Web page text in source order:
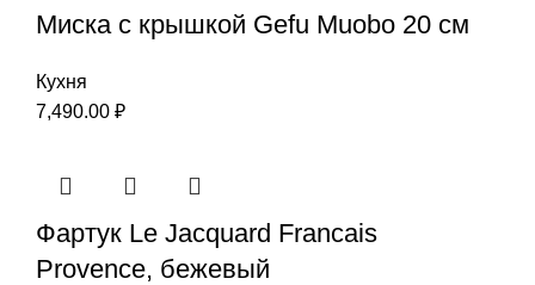
Миска с крышкой Gefu Мuоbо 20 см
Кухня
7,490.00 ₽
Фартук Le Jacquard Francais
Provence, бежевый